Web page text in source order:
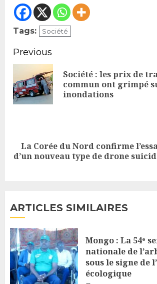
Tags: Société
Continue
Reading
Previous
Société : les prix de
commun ont grimpé
inondations
Next
post:
La Corée du Nord confirme
d’un nouveau type de drone
ARTICLES SIMILAIRES
Mongo : La 54ᵉ
nationale de
sous le signe de
écologique